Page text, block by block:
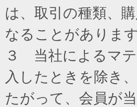
は、取引の種類、
なることがあります
３ 当社によるマ
入したときを除き
たがって、会員が